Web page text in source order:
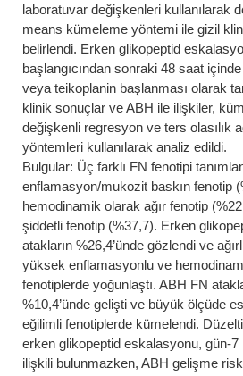
laboratuvar değişkenleri kullanılarak
means kümeleme yöntemi ile gizil
belirlendi. Erken glikopeptid
başlangıcından sonraki 48 saat
veya teikoplanin başlanması olarak
klinik sonuçlar ve ABH ile ilişkiler,
değişkenli regresyon ve ters olasılık
yöntemleri kullanılarak analiz edildi.
Bulgular: Üç farklı FN fenotipi
enflamasyon/mukozit baskın fenotip
hemodinamik olarak ağır fenotip
şiddetli fenotip (%37,7). Erken
atakların %26,4’ünde gözlendi ve
yüksek enflamasyonlu ve
fenotiplerde yoğunlaştı. ABH FN
%10,4’ünde gelişti ve büyük ölçüde
eğilimli fenotiplerde kümelendi.
erken glikopeptid eskalasyonu, gün-7
ilişkili bulunmazken, ABH gelişme